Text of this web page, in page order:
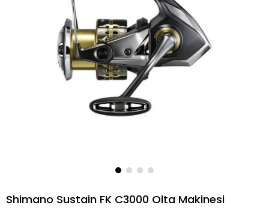
Shimano Sustain FK C3000 Olta Makinesi